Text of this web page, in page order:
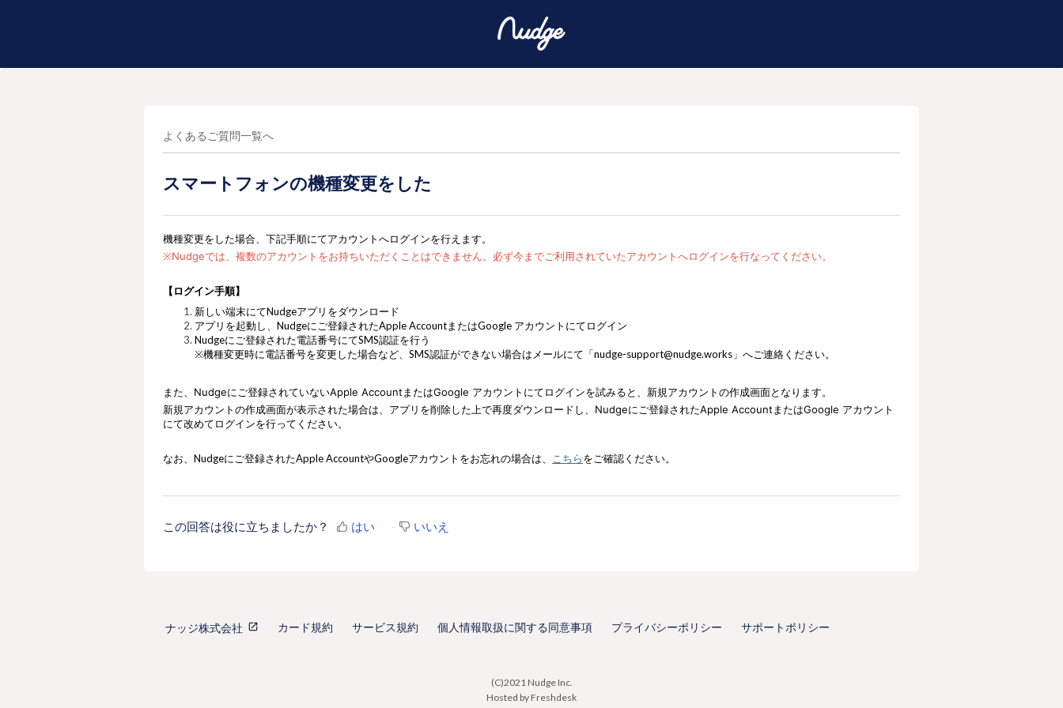
よくあるご質問一覧へ
スマートフォンの機種変更をした
機種変更をした場合、下記手順にてアカウントへログインを行えます。
※Nudgeでは、 複数のアカウントをお持ちいただくことはできません。必ず今までご利用されていたアカウントへログインを行なってください。
【ログイン手順】
新しい端末にてNudgeアプリをダウンロード
アプリを起動し、Nudgeにご登録されたAppleAccountまたはGoogle アカウントにてログイン
Nudgeにご登録された電話番号にてSMS認証を行う
※機種変更時に電話番号を変更した場合など、SMS認証ができない場合はメールにて「nudge-support@nudge.works」へご連絡ください。
また、 Nudgeにご登録されていないApple Account またはGoogle アカウントにてログインを試みると、新規アカウントの作成画面となります。
新規アカウントの作成画面が表示された場合は、アプリを削除した上で再度ダウンロードし、 Nudgeにご登録されたApple Account またはGoogle アカウント
にて改めてログインを行ってください。
なお、Nudgeにご登録されたAppleAccountやGoogleアカウントをお忘れの場合は、 こちらをご確認ください。
この回答は役に立ちましたか？ はい いいえ
ナッジ株式会社 カード規約 サービス規約 個人情報取扱に関する同意事項 プライバシーポリシー サポートポリシー
(C)2021 Nudge Inc.
Hosted by Freshdesk